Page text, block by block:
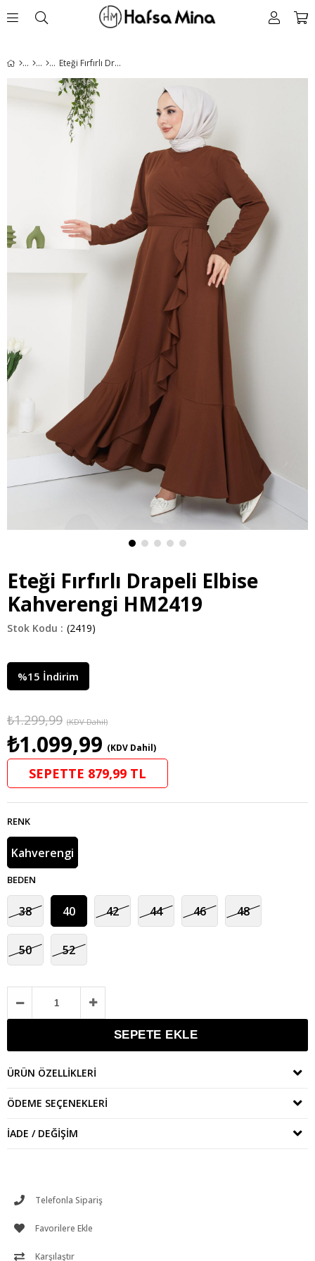
Eteği Fırfırlı Drapeli Elbise Kahverengi HM2419
Eteği Fırfırlı Drapeli Elbise
Kahverengi HM2419
(2419)
%15 İndirim
₺1.299,99 (KDV Dahil)
₺1.099,99 (KDV Dahil)
SEPETTE 879,99 TL
RENK
Kahverengi
BEDEN
38 40 42 44 46 48
50 52
ÜRÜN ÖZELLIKLERI
ÖDEME SEÇENEKLERI
İADE / DEĞIŞIM
Telefonla Sipariş
Favorilere Ekle
Karşılaştır